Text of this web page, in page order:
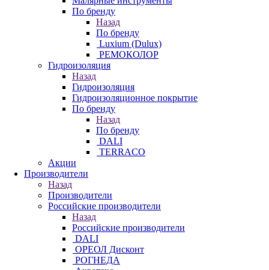
По бренду
Назад
По бренду
Luxium (Dulux)
РЕМОКОЛОР
Гидроизоляция
Назад
Гидроизоляция
Гидроизоляционное покрытие
По бренду
Назад
По бренду
DALI
TERRACO
Акции
Производители
Назад
Производители
Российские производители
Назад
Российские производители
DALI
ОРЕОЛ Дисконт
РОГНЕДА